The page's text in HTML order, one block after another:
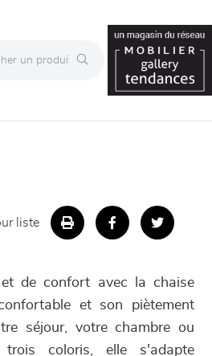
liste
et de confort avec la chaise
et son piètement
séjour, votre chambre ou
coloris, elle s'adapte